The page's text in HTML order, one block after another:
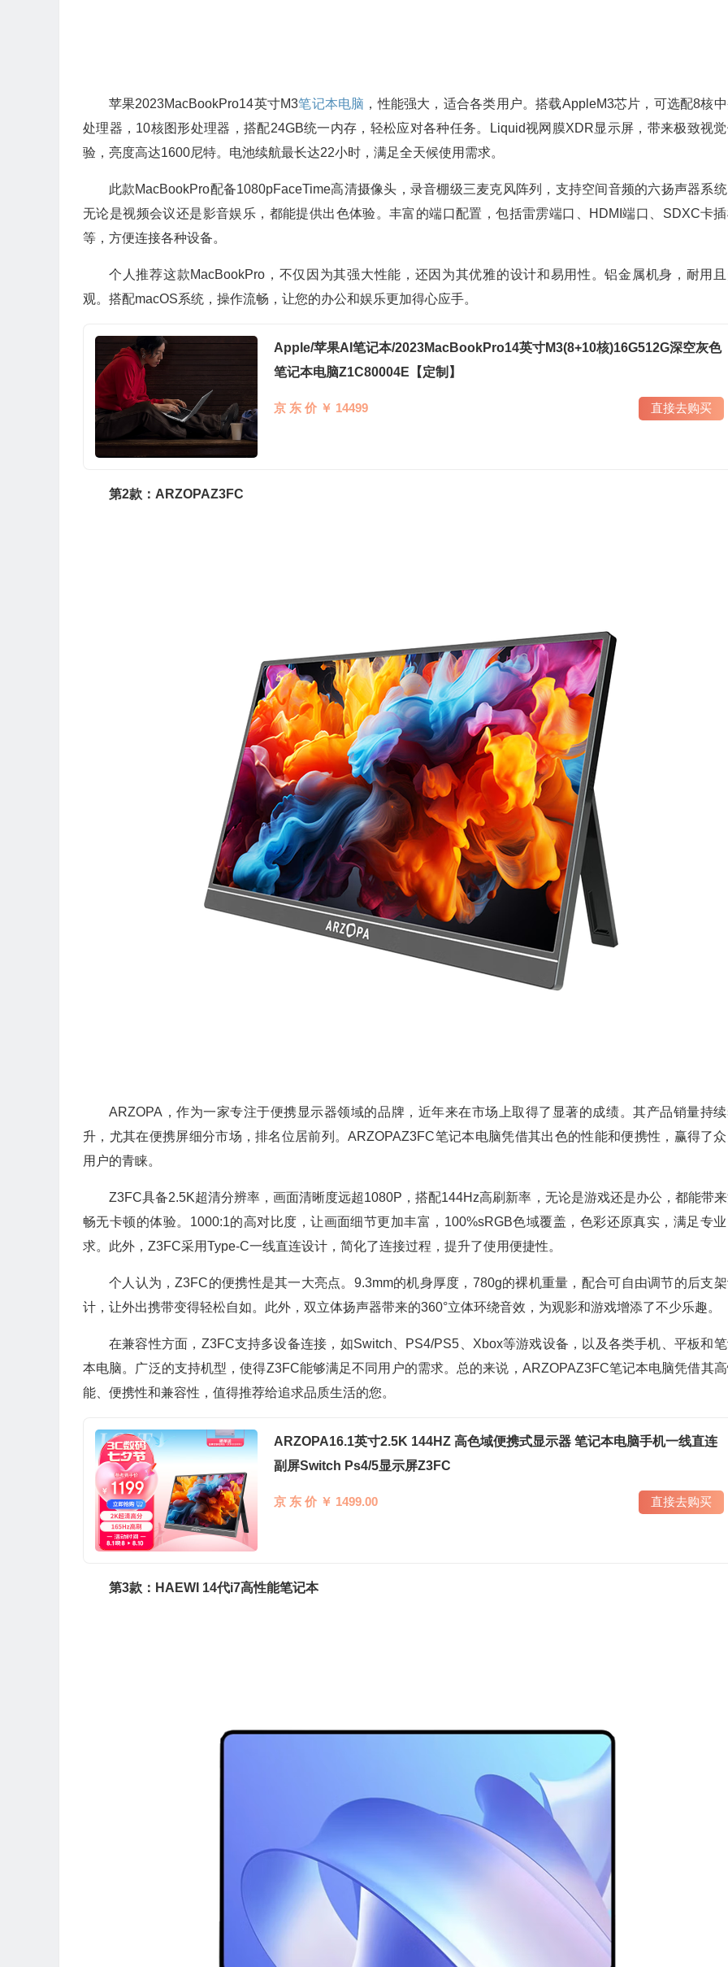
苹果2023MacBookPro14英寸M3笔记本电脑 ，性能强大，适合各类用户。搭载AppleM3芯片，可选配8核
处理器，10核图形处理器，搭配24GB统一内存，轻松应对各种任务。Liquid视网膜XDR显示屏，带来极致视
验，亮度高达1600尼特。电池续航最长达22小时，满足全天候使用需求。
此款MacBookPro配备1080pFaceTime高清摄像头，录音棚级三麦克风阵列，支持空间音频的六扬声器系统
无论是视频会议还是影音娱乐，都能提供出色体验。丰富的端口配置，包括雷雳端口、HDMI端口、SDXC卡
等，方便连接各种设备。
个人推荐这款MacBookPro，不仅因为其强大性能，还因为其优雅的设计和易用性。铝金属机身，耐用
观。搭配macOS系统，操作流畅，让您的办公和娱乐更加得心应手。
Apple/苹果AI笔记本/2023MacBookPro14英寸M3(8+10核)16G512G深空灰色
笔记本电脑Z1C80004E【定制】
京 东 价 ￥ 14499 直接去购买
第2款：ARZOPAZ3FC
ARZOPA，作为一家专注于便携显示器领域的品牌，近年来在市场上取得了显著的成绩。其产品销量持
升，尤其在便携屏细分市场，排名位居前列。ARZOPAZ3FC笔记本电脑凭借其出色的性能和便携性，赢得了
用户的青睐。
Z3FC具备2.5K超清分辨率，画面清晰度远超1080P，搭配144Hz高刷新率，无论是游戏还是办公，都能带
畅无卡顿的体验。1000:1的高对比度，让画面细节更加丰富，100%sRGB色域覆盖，色彩还原真实，满足专
求。此外，Z3FC采用Type-C一线直连设计，简化了连接过程，提升了使用便捷性。
个人认为，Z3FC的便携性是其一大亮点。9.3mm的机身厚度，780g的裸机重量，配合可自由调节的后支
计，让外出携带变得轻松自如。此外，双立体扬声器带来的360°立体环绕音效，为观影和游戏增添了不少乐趣。
在兼容性方面，Z3FC支持多设备连接，如Switch、PS4/PS5、Xbox等游戏设备，以及各类手机、平板和
本电脑。广泛的支持机型，使得Z3FC能够满足不同用户的需求。总的来说，ARZOPAZ3FC笔记本电脑凭借其
能、便携性和兼容性，值得推荐给追求品质生活的您。
ARZOPA16.1英寸2.5K 144HZ 高色域便携式显示器 笔记本电脑手机一线直连
副屏Switch Ps4/5显示屏Z3FC
京 东 价 ￥ 1499.00 直接去购买
第3款：HAEWI 14代i7高性能笔记本